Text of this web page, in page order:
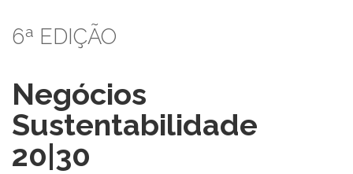
6ª EDIÇÃO
Negócios
Sustentabilidade
20|30